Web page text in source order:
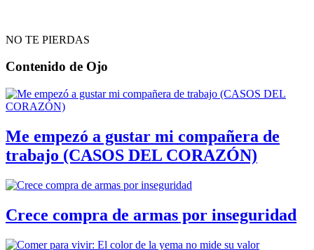
NO TE PIERDAS
Contenido de Ojo
Me empezó a gustar mi compañera de
trabajo (CASOS DEL CORAZÓN)
Crece compra de armas por inseguridad